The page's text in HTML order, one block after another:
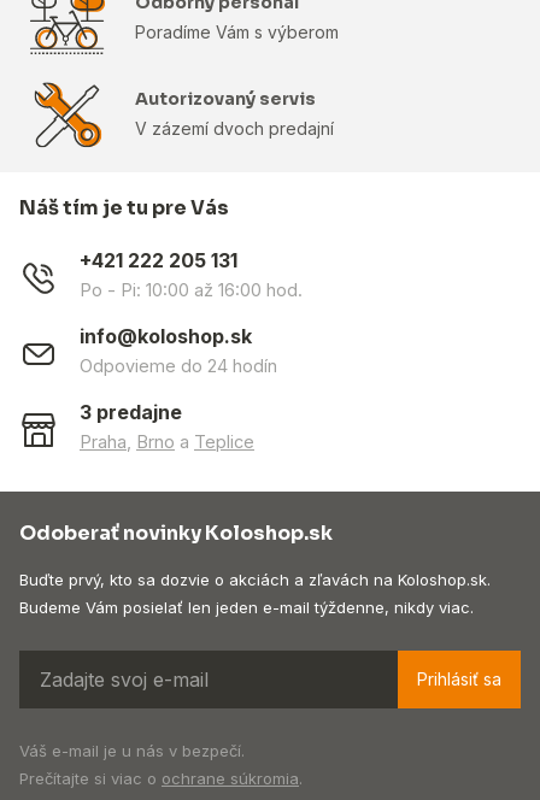
Poradíme Vám s výberom
Autorizovaný servis
V zázemí dvoch predajní
Náš tím je tu pre Vás
+421 222 205 131
Po - Pi: 10:00 až 16:00 hod.
info@koloshop.sk
Odpovieme do 24 hodín
3 predajne
Praha Brno a Teplice
Odoberať novinky Koloshop.sk
Buďte prvý, kto sa dozvie o akciách a zľavách na Koloshop.sk.
Budeme Vám posielať len jeden e-mail týždenne, nikdy viac.
Prihlásiť sa
Váš e-mail je u nás v bezpečí.
Prečítajte si viac o ochrane súkromia.